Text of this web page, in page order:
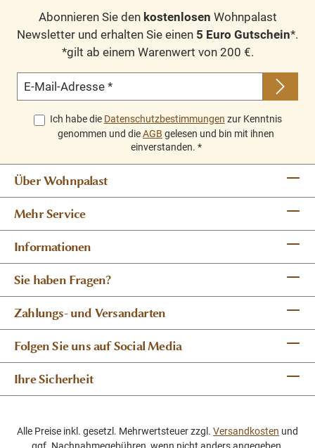
Abonnieren Sie den kostenlosen Wohnpalast
Newsletter und erhalten Sie einen 5 Euro Gutschein*.
*gilt ab einem Warenwert von 200 €.
E-Mail-Adresse *
Ich habe die Datenschutzbestimmungen zur Kenntnis
genommen und dieAGB gelesen und bin mit ihnen
einverstanden. *
Über Wohnpalast
Mehr Service
Informationen
Sie haben Fragen?
Zahlungs- und Versandarten
Folgen Sie uns auf Social Media
Ihre Sicherheit
Alle Preise inkl. gesetzl. Mehrwertsteuer zzgl. Versandkosten und